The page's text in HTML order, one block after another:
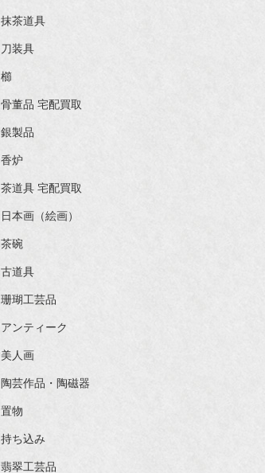
抹茶道具
刀装具
櫛
骨董品 宅配買取
銀製品
香炉
茶道具 宅配買取
日本画（絵画）
茶碗
古道具
珊瑚工芸品
アンティーク
美人画
陶芸作品・陶磁器
置物
持ち込み
翡翠工芸品